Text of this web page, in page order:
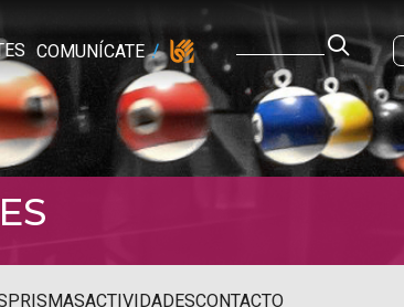
COMUNÍCATE
PRISMASACTIVIDADESCONTACTO